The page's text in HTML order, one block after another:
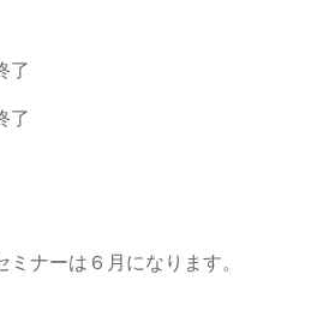
了
了
ナーは６月になります。